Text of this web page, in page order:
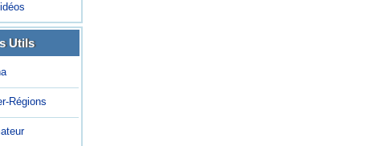
Utils
Régions